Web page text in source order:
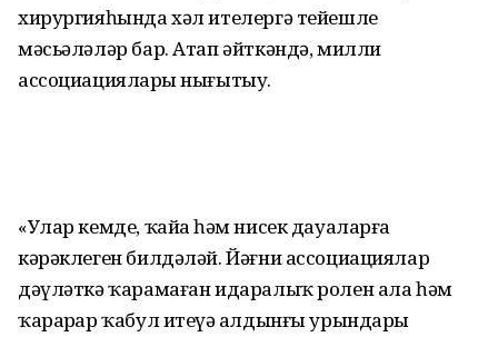
хирургияһында хәл ителергә тейешле
мәсьәләләр бар. Атап әйткәндә, милли
ассоциацияларҙы нығытыу.
«Улар кемде, ҡайҙа һәм нисек дауаларға
кәрәклеген билдәләй. Йәғни ассоциациялар
дәүләткә ҡарамаған идаралыҡ ролен ала һәм
ҡарарҙар ҡабул итеүҙә алдынғы урындарҙы